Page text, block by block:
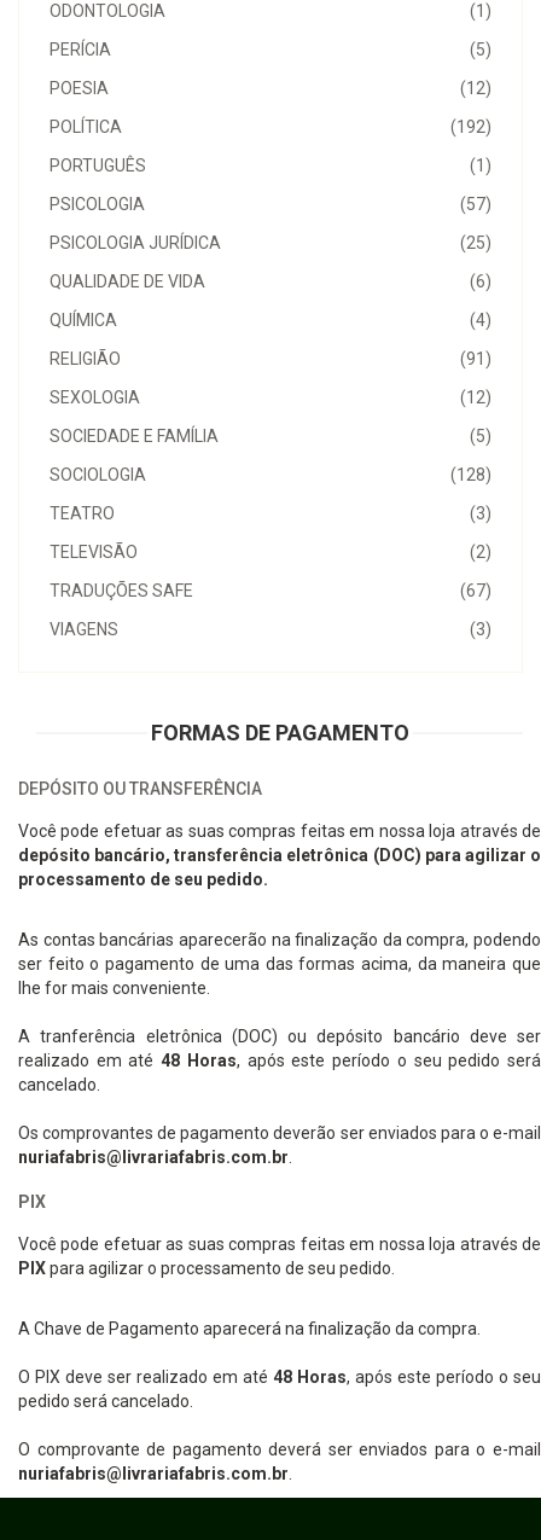
(1)
ODONTOLOGIA
(5)
PERÍCIA
(12)
POESIA
(192)
POLÍTICA
(1)
PORTUGUÊS
(57)
PSICOLOGIA
(25)
PSICOLOGIA JURÍDICA
(6)
QUALIDADE DE VIDA
(4)
QUÍMICA
(91)
RELIGIÃO
(12)
SEXOLOGIA
(5)
SOCIEDADE E FAMÍLIA
(128)
SOCIOLOGIA
(3)
TEATRO
(2)
TELEVISÃO
(67)
TRADUÇÕES SAFE
(3)
VIAGENS
FORMAS DE PAGAMENTO
DEPÓSITO OU TRANSFERÊNCIA
Você pode efetuar as suas compras feitas em nossa loja através de
depósito bancário, transferência eletrônica (DOC) para agilizar o
processamento de seu pedido.
As contas bancárias aparecerão na finalização da compra, podendo
ser feito o pagamento de uma das formas acima, da maneira que
lhe for mais conveniente.
A tranferência eletrônica (DOC) ou depósito bancário deve ser
realizado em até48 Horas, após este período o seu pedido será
cancelado.
Os comprovantes de pagamento deverão ser enviados para o e-mail
nuriafabris@livrariafabris.com.br.
PIX
Você pode efetuar as suas compras feitas em nossa loja através de
PIXpara agilizar o processamento de seu pedido.
A Chave de Pagamento aparecerá na finalização da compra.
O PIX deve ser realizado em até 48 Horas, após este período o seu
pedido será cancelado.
O comprovante de pagamento deverá ser enviados para o e-mail
nuriafabris@livrariafabris.com.br.